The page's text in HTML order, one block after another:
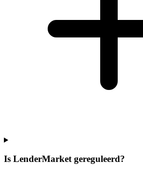
Is LenderMarket gereguleerd?